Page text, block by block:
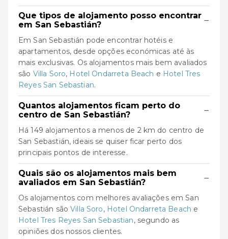
Que tipos de alojamento posso encontrar
em San Sebastián?
−
Em San Sebastián pode encontrar hotéis e
apartamentos, desde opções económicas até às
mais exclusivas. Os alojamentos mais bem avaliados
são Villa Soro, Hotel Ondarreta Beach e Hotel Tres
Reyes San Sebastian.
Quantos alojamentos ficam perto do
centro de San Sebastián?
−
Há 149 alojamentos a menos de 2 km do centro de
San Sebastián, ideais se quiser ficar perto dos
principais pontos de interesse.
Quais são os alojamentos mais bem
avaliados em San Sebastián?
−
Os alojamentos com melhores avaliações em San
Sebastián sãoVilla Soro, Hotel Ondarreta Beach e
Hotel Tres Reyes San Sebastian, segundo as
opiniões dos nossos clientes.